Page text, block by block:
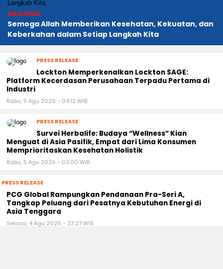
NASIONAL
Semoga Allah Memberikan Kesehatan, Kekuatan, dan
Keberkahan dalam Setiap Langkah Kita
PRESS RELEASE
Lockton Memperkenalkan Lockton SAGE:
Platform Kecerdasan Perusahaan Terpadu Pertama di
Industri
Rabu, 5 Agu 2026 - 04:12 WIB
PRESS RELEASE
Survei Herbalife: Budaya “Wellness” Kian
Menguat di Asia Pasifik, Empat dari Lima Konsumen
Memprioritaskan Kesehatan Holistik
Rabu, 5 Agu 2026 - 03:00 WIB
PRESS RELEASE
PCG Global Rampungkan Pendanaan Pra-Seri A,
Tangkap Peluang dari Pesatnya Kebutuhan Energi di
Asia Tenggara
Selasa, 4 Agu 2026 - 23:27 WIB